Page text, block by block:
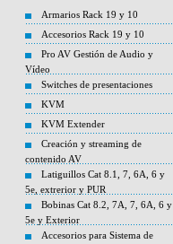
Armarios Rack 19 y 10
Accesorios Rack 19 y 10
Pro AV Gestión de Audio y
Vídeo
Switches de presentaciones
KVM
KVM Extender
Creación y streaming de
contenido AV
Latiguillos Cat 8.1, 7, 6A, 6 y
5e, extrerior y PUR
Bobinas Cat 8.2, 7A, 7, 6A, 6 y
5e y Exterior
Accesorios para Sistema de